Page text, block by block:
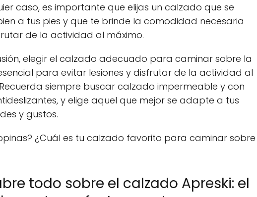
caso, es importante que elijas un calzado que se
a tus pies y que te brinde la comodidad necesaria
de la actividad al máximo.
elegir el calzado adecuado para caminar sobre la
para evitar lesiones y disfrutar de la actividad al
siempre buscar calzado impermeable y con
y elige aquel que mejor se adapte a tus
y gustos.
¿Cuál es tu calzado favorito para caminar sobre
todo sobre el calzado Apreski: el